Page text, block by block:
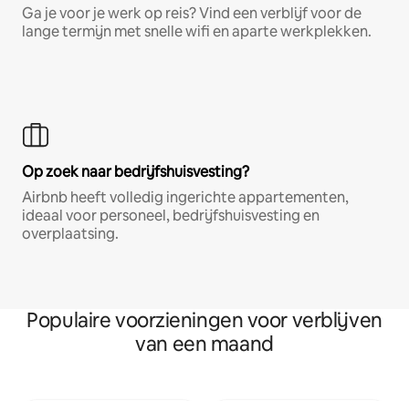
Ga je voor je werk op reis? Vind een verblijf voor de
lange termijn met snelle wifi en aparte werkplekken.
Op zoek naar bedrijfshuisvesting?
Airbnb heeft volledig ingerichte appartementen,
ideaal voor personeel, bedrijfshuisvesting en
overplaatsing.
Populaire voorzieningen voor verblijven
van een maand